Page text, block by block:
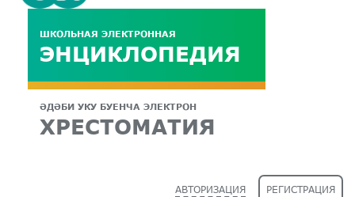
ШКОЛЬНАЯ ЭЛЕКТРОННАЯ
ЭНЦИКЛОПЕДИЯ
ӘДӘБИ УКУ БУЕНЧА ЭЛЕКТРОН
ХРЕСТОМАТИЯ
АВТОРИЗАЦИЯ РЕГИСТРАЦИЯ